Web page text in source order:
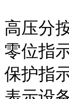
高压分
零位指
保护指